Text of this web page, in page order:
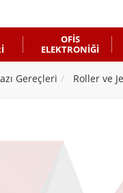
OFİS
ELEKTRONİĞİ
Gereçleri Roller ve